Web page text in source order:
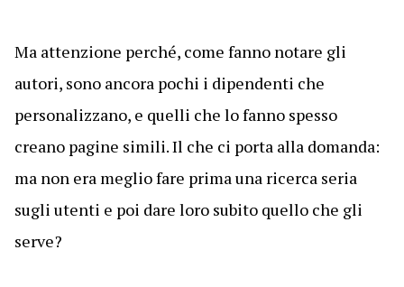
Ma attenzione perché, come fanno notare gli
autori, sono ancora pochi i dipendenti che
personalizzano, e quelli che lo fanno spesso
creano pagine simili. Il che ci porta alla domanda:
ma non era meglio fare prima una ricerca seria
sugli utenti e poi dare loro subito quello che gli
serve?